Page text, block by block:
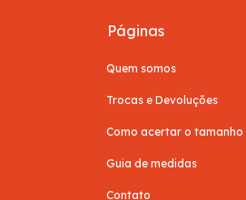
Páginas
Quem somos
Trocas e Devoluções
Como acertar o tamanho
Guia de medidas
Contato